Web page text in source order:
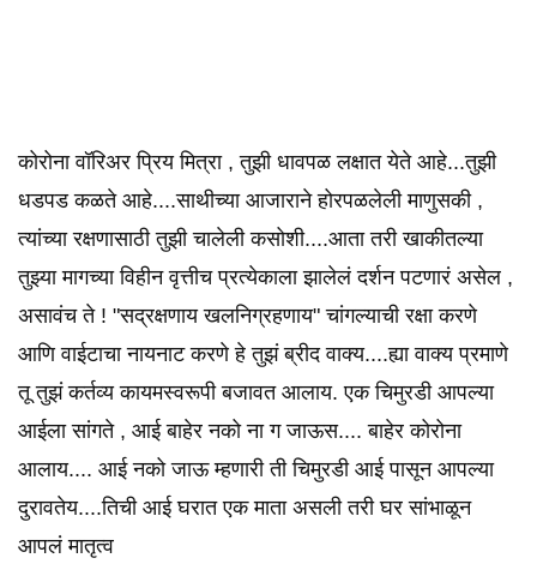
कोरोना वॉरिअर प्रिय मित्रा , तुझी धावपळ लक्षात येते आहे...तुझी
धडपड कळते आहे....साथीच्या आजाराने होरपळलेली माणुसकी ,
त्यांच्या रक्षणासाठी तुझी चालेली कसोशी....आता तरी खाकीतल्या
तुझ्या मागच्या विहीन वृत्तीच प्रत्येकाला झालेलं दर्शन पटणारं असेल ,
असावंच ते ! "सद्रक्षणाय खलनिग्रहणाय" चांगल्याची रक्षा करणे
आणि वाईटाचा नायनाट करणे हे तुझं ब्रीद वाक्य....ह्या वाक्य प्रमाणे
तू तुझं कर्तव्य कायमस्वरूपी बजावत आलाय. एक चिमुरडी आपल्या
आईला सांगते , आई बाहेर नको ना ग जाऊस.... बाहेर कोरोना
आलाय.... आई नको जाऊ म्हणारी ती चिमुरडी आई पासून आपल्या
दुरावतेय....तिची आई घरात एक माता असली तरी घर सांभाळून
आपलं मातृत्व